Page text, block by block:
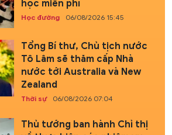
học miễn phí
Học đường 06/08/2026 15:45
Tổng Bí thư, Chủ tịch nước
Tô Lâm sẽ thăm cấp Nhà
nước tới Australia và New
Zealand
Thời sự 06/08/2026 07:04
Thủ tướng ban hành Chỉ thị